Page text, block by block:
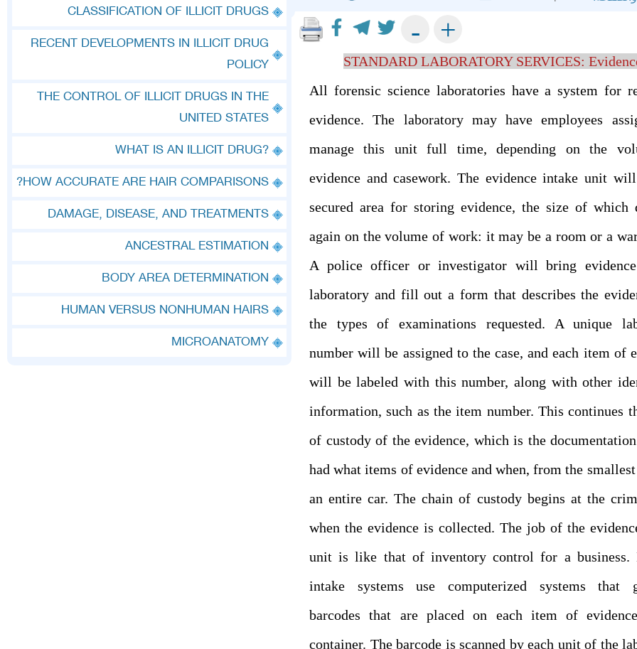
+
-
STANDARD LABORATORY SERVICES:
All forensic science laboratories have a system for
evidence. The laboratory may have employees
manage this unit full time, depending on the
evidence and casework. The evidence intake unit
secured area for storing evidence, the size of which
again on the volume of work: it may be a room or a
A police officer or investigator will bring
laboratory and fill out a form that describes the
the types of examinations requested. A unique
number will be assigned to the case, and each item of
will be labeled with this number, along with other
information, such as the item number. This continues
of custody of the evidence, which is the
had what items of evidence and when, from the
an entire car. The chain of custody begins at the
when the evidence is collected. The job of the
unit is like that of inventory control for a business.
intake systems use computerized systems that
barcodes that are placed on each item of
container. The barcode is scanned by each unit of the
CLASSIFICATION OF ILLICIT DRUGS
RECENT DEVELOPMENTS IN ILLICIT DRUG
POLICY
THE CONTROL OF ILLICIT DRUGS IN THE
UNITED STATES
?WHAT IS AN ILLICIT DRUG
HOW ACCURATE ARE HAIR COMPARISONS?
DAMAGE, DISEASE, AND TREATMENTS
ANCESTRAL ESTIMATION
BODY AREA DETERMINATION
HUMAN VERSUS NONHUMAN HAIRS
MICROANATOMY